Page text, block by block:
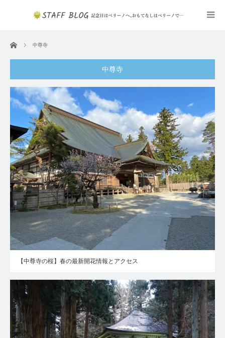
ホーム 中尊寺
中尊寺
【中尊寺の桜】春の最新開花情報とアクセス